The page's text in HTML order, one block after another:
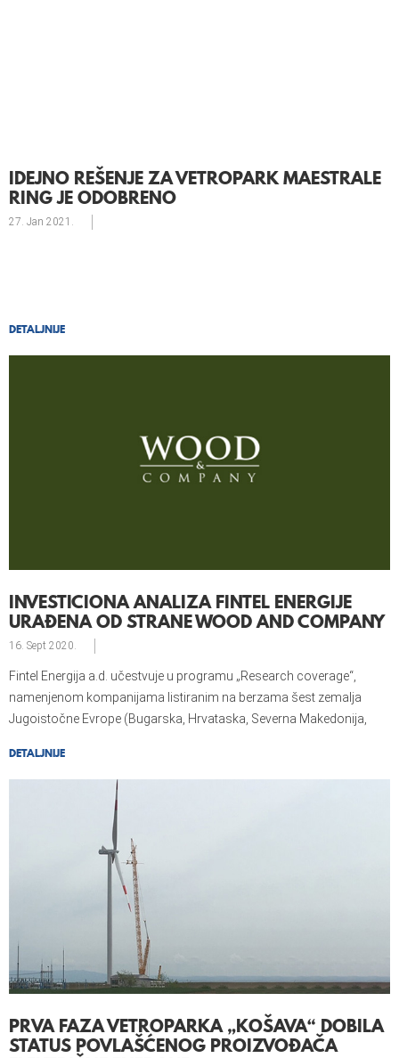
IDEJNO REŠENJE ZA VETROPARK MAESTRALE
RING JE ODOBRENO
27. Jan 2021.
DETALJNIJE
INVESTICIONA ANALIZA FINTEL ENERGIJE
URAĐENA OD STRANE WOOD AND COMPANY
16. Sept 2020.
Fintel Energija a.d. učestvuje u programu „Research coverage“,
namenjenom kompanijama listiranim na berzama šest zemalja
Jugoistočne Evrope (Bugarska, Hrvataska, Severna Makedonija,
DETALJNIJE
PRVA FAZA VETROPARKA „KOŠAVA“ DOBILA
STATUS POVLAŠĆENOG PROIZVOĐAČA